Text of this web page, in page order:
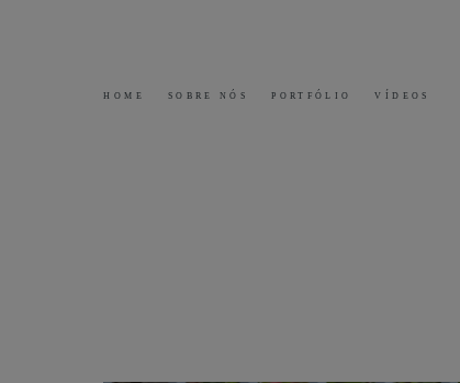
HOME SOBRE NÓS PORTFÓLIO VÍDEOS